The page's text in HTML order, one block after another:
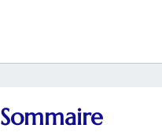
Sommaire